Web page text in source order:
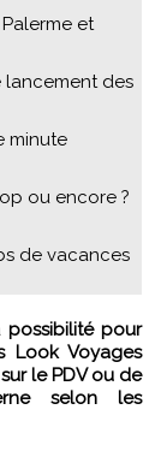
et
lancement des
minute
ou encore ?
de vacances
possibilité pour
Look Voyages
le PDV ou de
selon les